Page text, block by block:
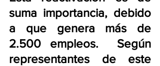
suma importancia, debido
a que genera más de
2.500 empleos.  Según
representantes de este